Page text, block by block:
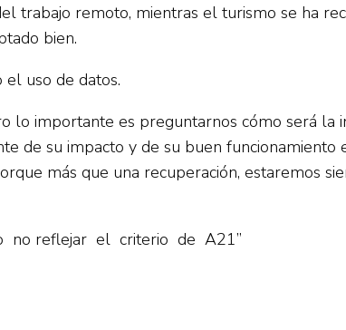
trabajo remoto, mientras el turismo se ha
bien.
el uso de datos.
lo importante es preguntarnos cómo será la
de su impacto y de su buen
más que una recuperación, estaremos
no reflejar el criterio de A21”